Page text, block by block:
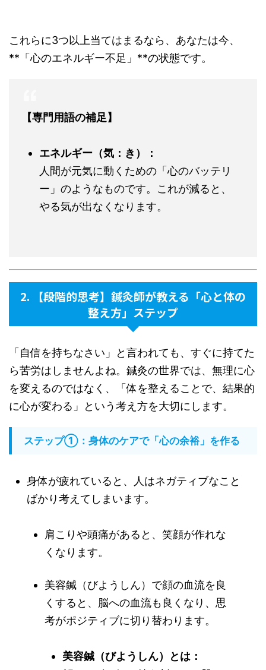
これらに3つ以上当てはまるなら、あなたは今、
**「心のエネルギー不足」**の状態です。
【専門用語の補足】
エネルギー（気：き）：
人間が元気に動くための「心のバッテリ
ー」のようなものです。これが減ると、
やる気が出なくなります。
2. 【段階的思考】鍼灸師が教える「心と体の
整え方」ステップ
「自信を持ちなさい」と言われても、すぐに持てた
ら苦労はしませんよね。鍼灸の世界では、無理に心
を変えるのではなく、「体を整えることで、結果的
に心が変わる」という考え方を大切にします。
ステップ①：身体のケアで「心の余裕」を作る
身体が疲れていると、人はネガティブなこと
ばかり考えてしまいます。
肩こりや頭痛があると、笑顔が作れな
くなります。
美容鍼（びようしん）で顔の血流を良
くすると、脳への血流も良くなり、思
考がポジティブに切り替わります。
美容鍼（びようしん）とは：